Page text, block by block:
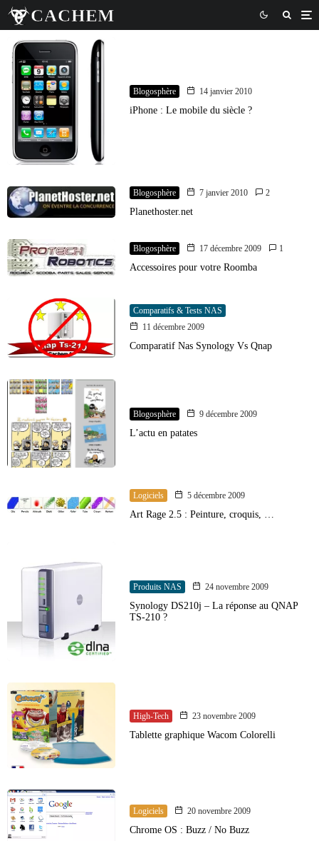
Blogosphère 14 janvier 2010
iPhone : Le mobile du siècle ?
Blogosphère 7 janvier 2010 2
Planethoster.net
Blogosphère 17 décembre 2009 1
Accessoires pour votre Roomba
Comparatifs & Tests NAS
11 décembre 2009
Comparatif Nas Synology Vs Qnap
Blogosphère 9 décembre 2009
L’actu en patates
Logiciels 5 décembre 2009
Art Rage 2.5 : Peinture, croquis, …
Produits NAS 24 novembre 2009
Synology DS210j – La réponse au QNAP
TS-210 ?
High-Tech 23 novembre 2009
Tablette graphique Wacom Colorelli
Logiciels 20 novembre 2009
Chrome OS : Buzz / No Buzz